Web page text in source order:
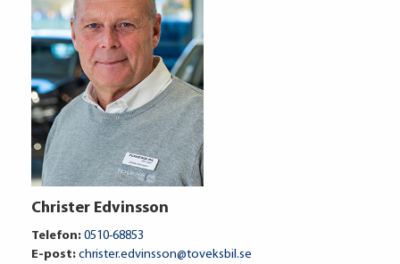
2 297 kr / mån
Christer Edvinsson
Telefon: 0510-68853
E-post: christer.edvinsson@toveksbil.se